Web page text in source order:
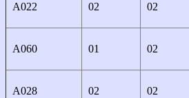
A022 02 02
A060 01 02
A028 02 02